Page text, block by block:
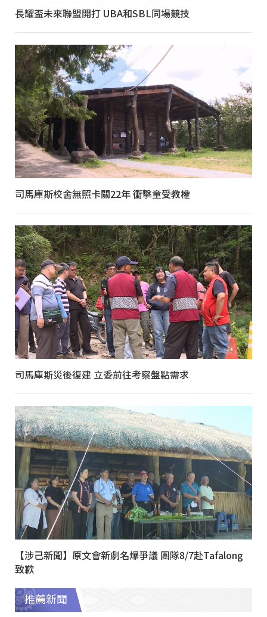
長耀盃未來聯盟開打 UBA和SBL同場競技
司馬庫斯校舍無照卡關22年 衝擊童受教權
司馬庫斯災後復建 立委前往考察盤點需求
【涉己新聞】原文會新劇名爆爭議 團隊8/7赴Tafalong
致歉
推薦新聞